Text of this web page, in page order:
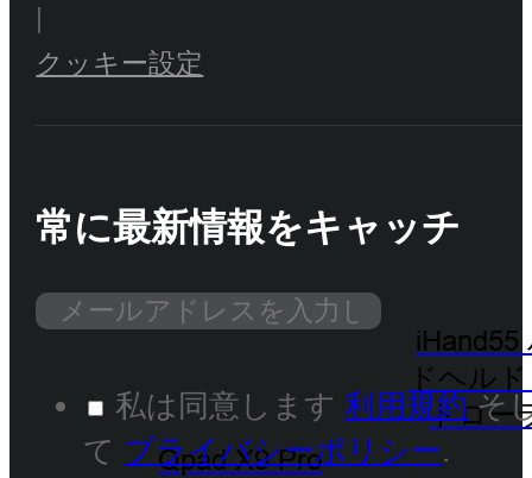
Qpad X9 Pro
iHand55
ドヘル
トロー
|
クッキー設定
常に最新情報をキャッチ
私は同意します利用規約そ
て プライバシーポリシー.